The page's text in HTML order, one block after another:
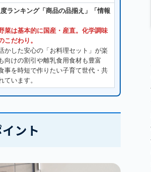
度ランキング「商品の品揃え」「情報
菜は基本的に国産・産直。化学調味
だわり。
かした安心の「お料理セット」が楽
向けの割引や離乳食用食材も豊富
事を時短で作りたい子育て世代・共
います。
ント